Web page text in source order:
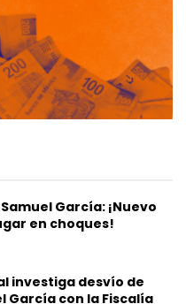
Samuel García: ¡Nuevo
en choques!
investiga desvío de
García con la Fiscalía